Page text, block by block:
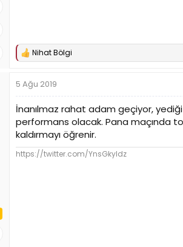
T
k
i
e
r
:
Nihat Bölgi
5 Ağu 2019
İnanılmaz rahat adam geçiyor,
performans olacak. Pana maçında
kaldırmayı öğrenir.
https://twitter.com/YnsGkyldz